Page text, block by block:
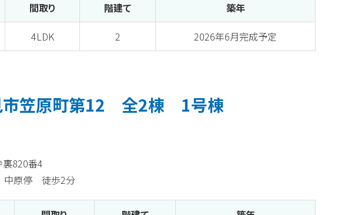
間取り 階建て 築年
4LDK 2 2026年6月完成予定
市笠原町第12 全2棟 1号棟
裏820番4
中原停 徒歩2分